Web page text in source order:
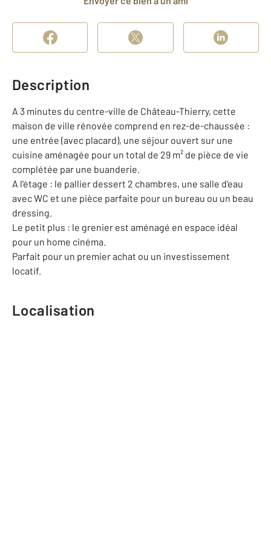
Description
A 3 minutes du centre-ville de Château-Thierry, cette
maison de ville rénovée comprend en rez-de-chaussée :
une entrée (avec placard), une séjour ouvert sur une
cuisine aménagée pour un total de 29 m² de pièce de vie
complétée par une buanderie.
A l'étage : le pallier dessert 2 chambres, une salle d'eau
avec WC et une pièce parfaite pour un bureau ou un beau
dressing.
Le petit plus : le grenier est aménagé en espace idéal
pour un home cinéma.
Parfait pour un premier achat ou un investissement
locatif.
Localisation